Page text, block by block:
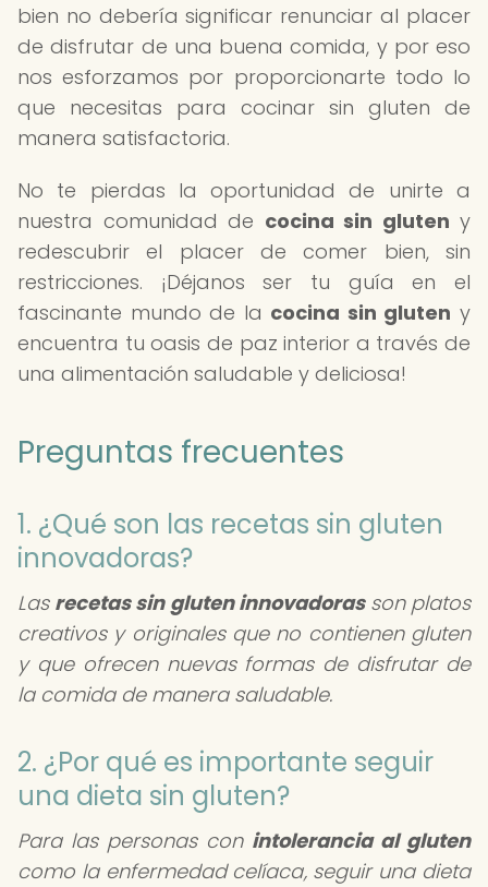
bien no debería significar renunciar al placer
de disfrutar de una buena comida, y por eso
nos esforzamos por proporcionarte todo lo
que necesitas para cocinar sin gluten de
manera satisfactoria.
No te pierdas la oportunidad de unirte a
nuestra comunidad de cocina sin gluten y
redescubrir el placer de comer bien, sin
restricciones. ¡Déjanos ser tu guía en el
fascinante mundo de la cocina sin gluten y
encuentra tu oasis de paz interior a través de
una alimentación saludable y deliciosa!
Preguntas frecuentes
1. ¿Qué son las recetas sin gluten
innovadoras?
Las recetas sin gluten innovadorasson platos
creativos y originales que no contienen gluten
y que ofrecen nuevas formas de disfrutar de
la comida de manera saludable.
2. ¿Por qué es importante seguir
una dieta sin gluten?
Para las personas con intolerancia al gluten
como la enfermedad celíaca, seguir una dieta